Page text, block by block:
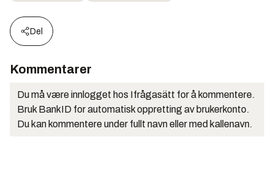
Del
Kommentarer
Du må være innlogget hos Ifrågasätt for å kommentere.
Bruk BankID for automatisk oppretting av brukerkonto.
Du kan kommentere under fullt navn eller med kallenavn.